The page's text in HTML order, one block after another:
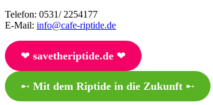
Telefon: 0531/ 2254177
E-Mail: info@cafe-riptide.de
❤︎ savetheriptide.de❤︎
➸ Mit dem Riptide in die Zukunft➸